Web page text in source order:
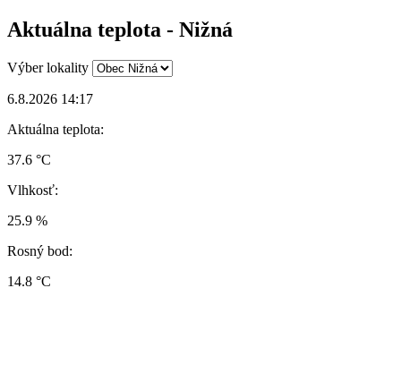
Aktuálna teplota - Nižná
Výber lokality
6.8.2026 14:17
Aktuálna teplota:
37.6 °C
Vlhkosť:
25.9 %
Rosný bod:
14.8 °C